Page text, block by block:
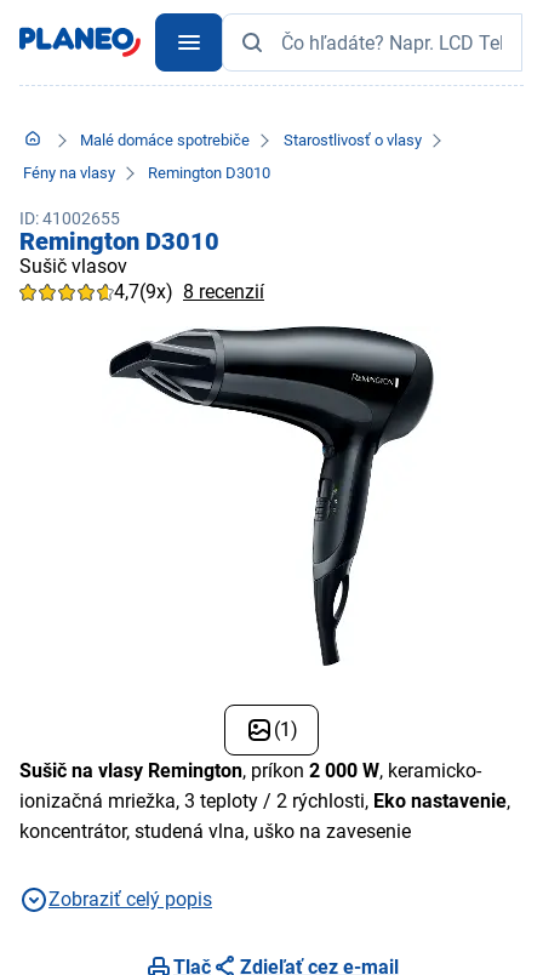
Malé domáce spotrebiče
Starostlivosť o vlasy
Fény na vlasy
Remington D3010
ID: 41002655
Remington D3010
Sušič vlasov
4,7(9x) 8 recenzií
(1)
Sušič na vlasy Remington, príkon 2 000 W, keramicko-
ionizačná mriežka, 3 teploty / 2 rýchlosti, Eko nastavenie,
koncentrátor, studená vlna, uško na zavesenie
Zobraziť celý popis
Tlač
Zdieľať cez e-mail